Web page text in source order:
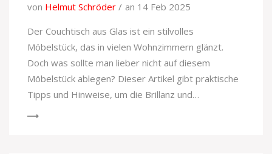
von Helmut Schröder
an 14 Feb 2025
Der Couchtisch aus Glas ist ein stilvolles
Möbelstück, das in vielen Wohnzimmern glänzt.
Doch was sollte man lieber nicht auf diesem
Möbelstück ablegen? Dieser Artikel gibt praktische
Tipps und Hinweise, um die Brillanz und